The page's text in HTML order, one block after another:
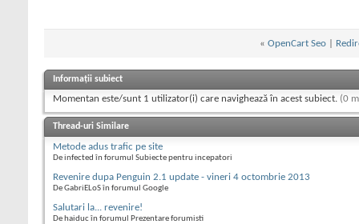
« OpenCart Seo|
Informații subiect
Momentan este/sunt 1 utilizator(i) care navighează în acest subiect. (0
Thread-uri Similare
Metode adus trafic pe site
De infected în forumul Subiecte pentru incepatori
Revenire dupa Penguin 2.1 update - vineri 4 octombrie 2013
De GabriELoS în forumul Google
Salutari la... revenire!
De haiduc în forumul Prezentare forumisti